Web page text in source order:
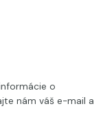
o
nám váš e-mail a